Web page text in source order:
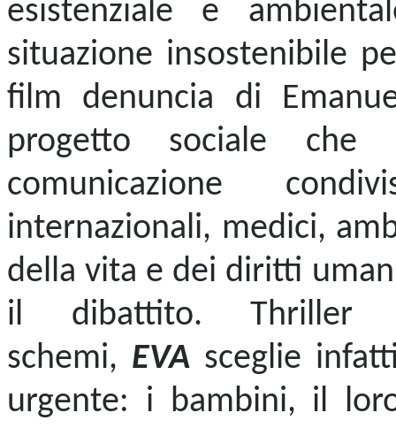
esistenziale e
situazione insostenibile
film denuncia di
progetto sociale che
comunicazione
internazionali, medici,
della vita e dei diritti
il dibattito. Thriller
schemi, EVA sceglie
urgente: i bambini, il